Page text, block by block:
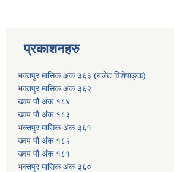
प्रकाशनहरु
भक्तपुर मासिक अंक ३६३ (बजेट विशेषाङ्क)
भक्तपुर मासिक अंक ३६२
ख्वप पौ अंक १८४
ख्वप पौ अंक १८३
भक्तपुर मासिक अंक ३६१
ख्वप पौ अंक १८२
ख्वप पौ अंक १८१
भक्तपुर मासिक अंक ३६०